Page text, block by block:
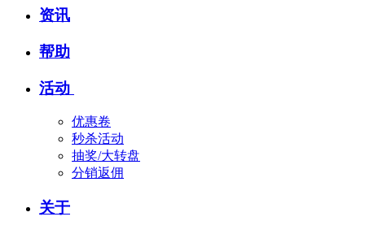
资讯
帮助
活动
优惠卷
秒杀活动
抽奖/大转盘
分销返佣
关于